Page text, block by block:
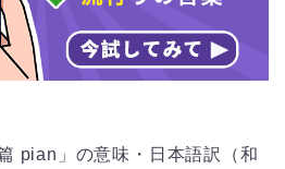
pian」の意味・日本語訳（和